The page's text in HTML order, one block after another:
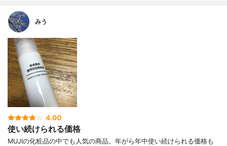
みう
4.00
使い続けられる価格
MUJIの化粧品の中でも人気の商品。年がら年中使い続けられる価格も